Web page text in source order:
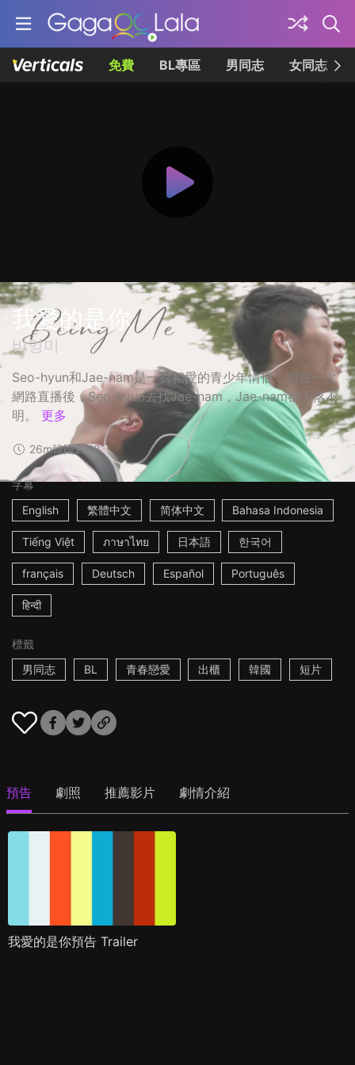
免費 BL專區 男同志 女同志
我愛的是你
비잉미
Seo-hyun和Jae-nam是一對相愛的青少年情侶，但在一次
網路直播後，Seo-hyun去找Jae-nam，Jae-nam卻下落不
明。
更多
26m韓國2018
字幕
English
繁體中文 简体中文 Bahasa Indonesia
Tiếng Việt ภาษาไทย 日本語 한국어
français Deutsch Español Português
हिन्दी
標籤
男同志
BL 青春戀愛 出櫃 韓國 短片
預告 劇照 推薦影片 劇情介紹
我愛的是你預告 Trailer